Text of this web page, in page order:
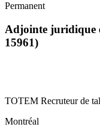
Permanent
Adjointe juridique
15961)
TOTEM Recruteur de
Montréal